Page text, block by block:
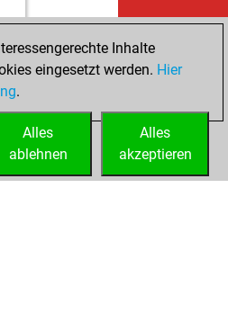
Inhalte
eingesetzt werden. Hier
.
Alles
akzeptieren
Alles
ablehnen